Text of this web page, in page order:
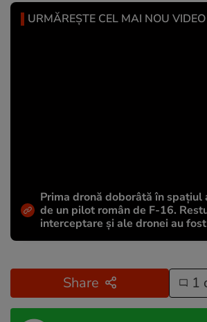
URMĂREȘTE CEL MAI NOU VIDEO
Prima dronă doborâtă în spațiul
de un pilot român de F-16.
interceptare și ale dronei au
Share 1